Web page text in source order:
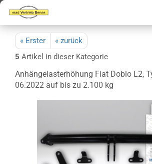
« Erster
« zurück
5 Artikel in dieser Kategorie
Anhängelasterhöhung Fiat Doblo L2,
06.2022 auf bis zu 2.100 kg